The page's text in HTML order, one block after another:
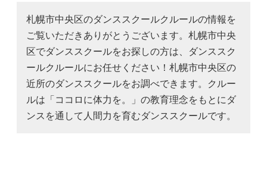
札幌市中央区のダンススクールクルールの情報を
ご覧いただきありがとうございます。札幌市中央
区でダンススクールをお探しの方は、ダンススク
ールクルールにお任せください！札幌市中央区の
近所のダンススクールをお調べできます。クルー
ルは「ココロに体力を。」の教育理念をもとにダ
ンスを通して人間力を育むダンススクールです。